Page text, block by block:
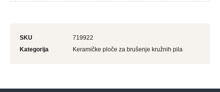
SKU
719922
Kategorija
Keramičke ploče za brušenje kružnih pila